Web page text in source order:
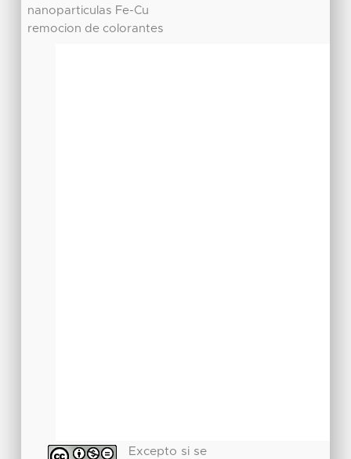
nanoparticulas Fe-Cu
remocion de colorantes
Excepto si se